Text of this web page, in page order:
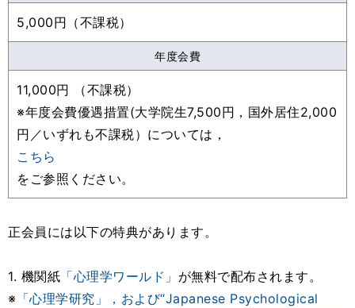
5,000円（不課税）
年度会費
11,000円 （不課税）
※年度会費優遇措置(大学院生7,500円，国外居住2,000
円／いずれも不課税）については，
こちら
をご参照ください。
正会員には以下の特典があります。
1. 機関紙 「心理学ワールド」 が無料で配布されます。
※ 「心理学研究」，および“Japanese Psychological